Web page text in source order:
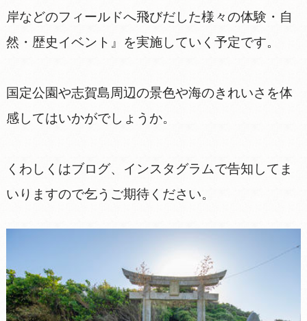
岸などのフィールドへ飛びだした様々の体験・自
然・歴史イベント』を実施していく予定です。
国定公園や志賀島周辺の景色や海のきれいさを体
感してはいかがでしょうか。
くわしくはブログ、インスタグラムで告知してま
いりますので乞うご期待ください。